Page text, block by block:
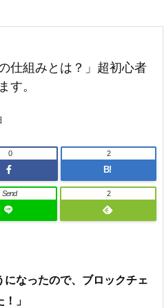
仕組みとは？」超初心者
す。
0
B!
2
Send 2
になったので、ブロックチェ
」